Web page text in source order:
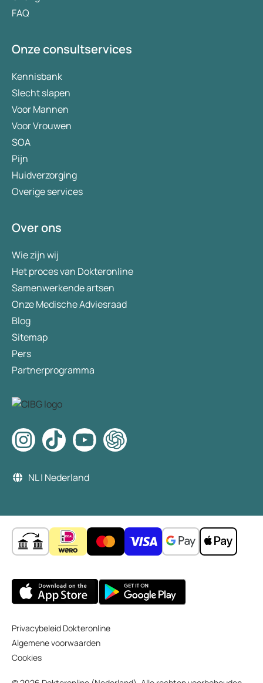
FAQ
Onze consultservices
Kennisbank
Slecht slapen
Voor Mannen
Voor Vrouwen
SOA
Pijn
Huidverzorging
Overige services
Over ons
Wie zijn wij
Het proces van Dokteronline
Samenwerkende artsen
Onze Medische Adviesraad
Blog
Sitemap
Pers
Partnerprogramma
NL | Nederland
Privacybeleid Dokteronline
Algemene voorwaarden
Cookies